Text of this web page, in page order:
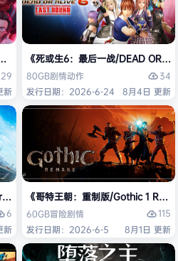
版
29
新
《死或生6：最后一战/DEAD OR
80GB剧情动作
34
发行日期：2026-6-24
8月4日 更新
6）免安装中文版
6
新
《哥特王朝：重制版/Gothic 1
60GB冒险剧情
115
发行日期：2026-6-5
8月1日 更新